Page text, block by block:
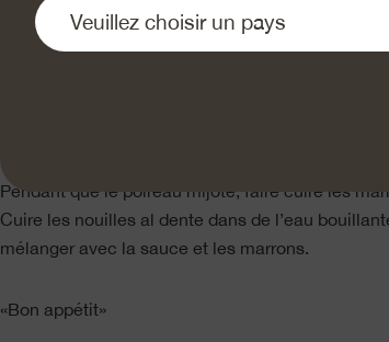
beurre. Faire revenir brièvement le poireau.
et faire frémir 5 minute. Retirer la moitié du
Pendant que le poireau mijote, faire cuire les
Cuire les nouilles al dente dans de l’eau
mélanger avec la sauce et les marrons.
«Bon appétit»